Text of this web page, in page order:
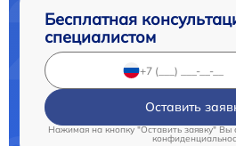
Бесплатная
специалистом
Оставить
Нажимая на кнопку "Оставить заявку" Вы